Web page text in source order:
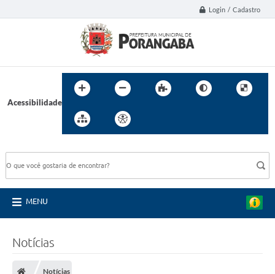
Login / Cadastro
Acessibilidade
MENU
Notícias
Notícias